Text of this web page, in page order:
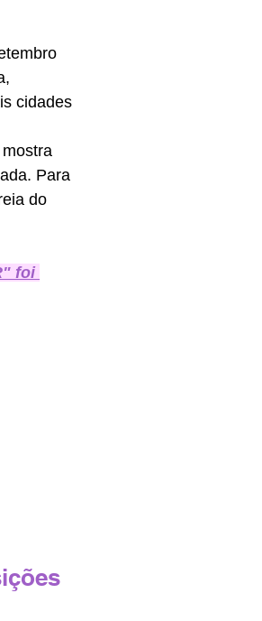
cidades
Para
do
foi